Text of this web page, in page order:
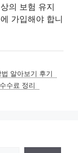
의 보험 유지
가입해야 합니
알아보기 후기
수료 정리